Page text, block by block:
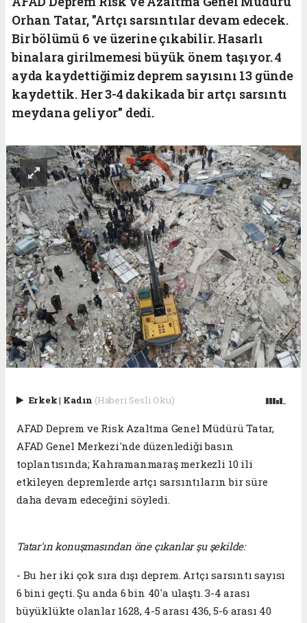
Orhan Tatar, "Artçı sarsıntılar devam edecek.
Bir bölümü 6 ve üzerine çıkabilir. Hasarlı
binalara girilmemesi büyük önem taşıyor. 4
ayda kaydettiğimiz deprem sayısını 13 günde
kaydettik. Her 3-4 dakikada bir artçı sarsıntı
meydana geliyor" dedi.
Erkek| Kadın (Haberi Sesli Oku)
AFAD Deprem ve Risk Azaltma Genel Müdürü Tatar,
AFAD Genel Merkezi'nde düzenlediği basın
toplantısında; Kahramanmaraş merkezli 10 ili
etkileyen depremlerde artçı sarsıntıların bir süre
daha devam edeceğini söyledi.
Tatar'ın konuşmasından öne çıkanlar şu şekilde:
- Bu her iki çok sıra dışı deprem. Artçı sarsıntı sayısı
6 bini geçti. Şu anda 6 bin 40'a ulaştı. 3-4 arası
büyüklükte olanlar 1628, 4-5 arası 436, 5-6 arası 40